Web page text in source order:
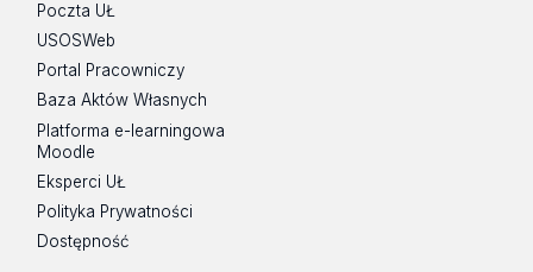
Poczta UŁ
USOSWeb
Portal Pracowniczy
Baza Aktów Własnych
Platforma e-learningowa
Moodle
Eksperci UŁ
Polityka Prywatności
Dostępność